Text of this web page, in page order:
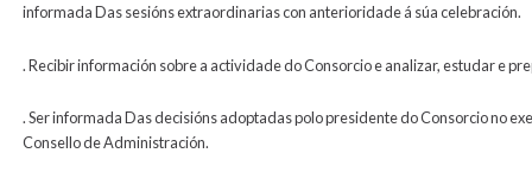
informada Das sesións extraordinarias con anterioridade á súa celebración.
. Recibir información sobre a actividade do Consorcio e analizar, estudar e
. Ser informada Das decisións adoptadas polo presidente do Consorcio no
Consello de Administración.